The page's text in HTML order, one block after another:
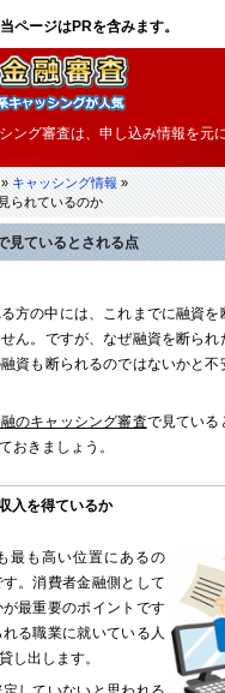
ング審査は、申し込み情報を元
キャッシング情報»
られているのか
見ているとされる点
方の中には、これまでに融資を
ん。ですが、なぜ融資を断られ
資も断られるのではないかと不
のキャッシング審査で見ている
おきましょう。
入を得ているか
最も高い位置にあるの
す。消費者金融側として
最重要のポイントです
る職業に就いている人
し出します。